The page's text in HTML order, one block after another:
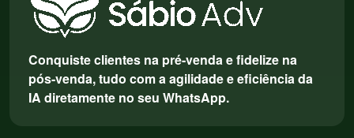
Conquiste clientes na pré-venda e fidelize na
pós-venda, tudo com a agilidade e eficiência da
IA diretamente no seu WhatsApp.